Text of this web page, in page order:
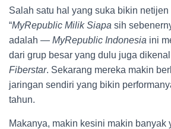
Salah satu hal yang suka bikin netijen
“MyRepublic Milik Siapa sih
adalah — MyRepublic Indonesia ini
dari grup besar yang dulu juga
Fiberstar. Sekarang mereka makin
jaringan sendiri yang bikin
tahun.
Makanya, makin kesini makin banyak